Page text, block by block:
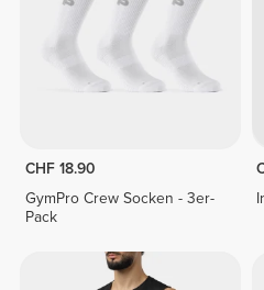
CHF 18.90
GymPro Crew Socken - 3er-
Pack